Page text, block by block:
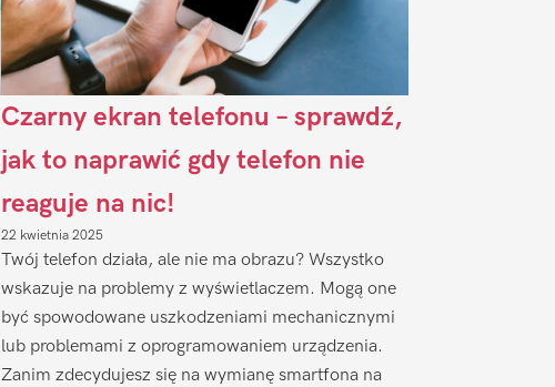
Czarny ekran telefonu – sprawdź,
jak to naprawić gdy telefon nie
reaguje na nic!
22 kwietnia 2025
Twój telefon działa, ale nie ma obrazu? Wszystko
wskazuje na problemy z wyświetlaczem. Mogą one
być spowodowane uszkodzeniami mechanicznymi
lub problemami z oprogramowaniem urządzenia.
Zanim zdecydujesz się na wymianę smartfona na